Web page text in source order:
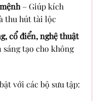
– Giúp kích
thu hút tài lộc
cổ điển, nghệ thuật
tạo cho không
với các bộ sưu tập: